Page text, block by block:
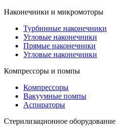
Наконечники и микромоторы
Турбинные наконечники
Угловые наконечники
Прямые наконечники
Угловые наконечники
Компрессоры и помпы
Компрессоры
Вакуумные помпы
Аспираторы
Стерилизационное оборудование